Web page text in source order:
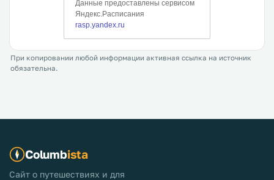
При копировании любой информации активная ссылка на источник
обязательна.
Columbista
Сайт о путешествиях и для